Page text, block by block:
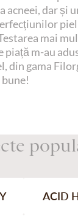
dar și
mai
piață m-au
din gama
ACID